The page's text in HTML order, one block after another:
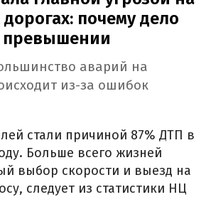
почему дело
превышении
аварий на
из-за ошибок
стали причиной 87% ДТП в
Больше всего жизней
выбор скорости и выезд на
следует из статистики НЦ